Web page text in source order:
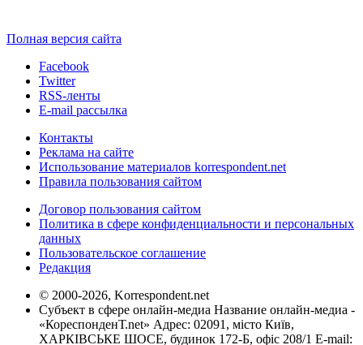
Полная версия сайта
Facebook
Twitter
RSS-ленты
E-mail рассылка
Контакты
Реклама на сайте
Использование материалов korrespondent.net
Правила пользования сайтом
Договор пользования сайтом
Политика в сфере конфиденциальности и персональных
данных
Пользовательское соглашение
Редакция
© 2000-2026, Korrespondent.net
Субъект в сфере онлайн-медиа Название онлайн-медиа -
«КореспонденТ.net» Адрес: 02091, місто Київ,
ХАРКІВСЬКЕ ШОСЕ, будинок 172-Б, офіс 208/1 E-mail: